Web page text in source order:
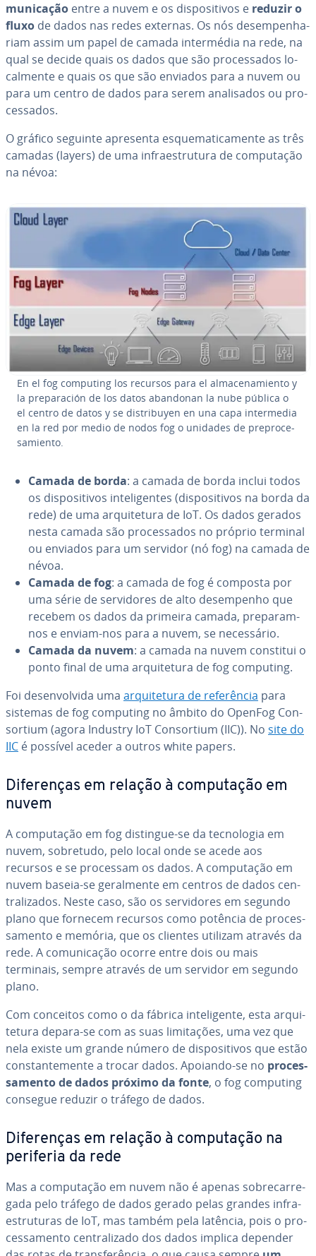
mu­ni­ca­ção entre a nuvem e os dis­po­si­ti­vos e reduzir o
fluxo de dados nas redes externas. Os nós de­sem­pe­nha­
riam assim um papel de camada in­ter­mé­dia na rede, na
qual se decide quais os dados que são pro­ces­sa­dos lo­
cal­mente e quais os que são enviados para a nuvem ou
para um centro de dados para serem ana­li­sa­dos ou pro­
ces­sa­dos.
O gráfico seguinte apresenta es­que­ma­ti­ca­mente as três
camadas (layers) de uma in­fra­es­tru­tura de com­pu­ta­ção
na névoa:
En el fog computing los recursos para el al­ma­ce­na­mi­ento y
la pre­pa­ra­ción de los datos abandonan la nube pública o
el centro de datos y se dis­tri­buyen en una capa in­ter­me­dia
en la red por medio de nodos fog o unidades de pre­pro­ce­
sa­mi­ento.
Camada de borda: a camada de borda inclui todos
os dis­po­si­ti­vos in­te­li­gen­tes (dis­po­si­ti­vos na borda da
rede) de uma ar­qui­te­tura de IoT. Os dados gerados
nesta camada são pro­ces­sa­dos no próprio terminal
ou enviados para um servidor (nó fog) na camada de
névoa.
Camada de fog: a camada de fog é composta por
uma série de ser­vi­do­res de alto de­sem­pe­nho que
recebem os dados da primeira camada, preparam-
nos e enviam-nos para a nuvem, se ne­ces­sá­rio.
Camada da nuvem: a camada na nuvem constitui o
ponto final de uma ar­qui­te­tura de fog computing.
Foi de­sen­vol­vida uma ar­qui­te­tura de re­fe­rên­cia para
sistemas de fog computing no âmbito do OpenFog Con­
sor­tium (agora Industry IoT Con­sor­tium (IIC)). No site do
IIC é possível aceder a outros white papers.
Di­fe­ren­ças em relação à com­pu­ta­ção em
nuvem
A com­pu­ta­ção em fog distingue-se da tec­no­lo­gia em
nuvem, sobretudo, pelo local onde se acede aos
recursos e se processam os dados. A com­pu­ta­ção em
nuvem baseia-se ge­ral­mente em centros de dados cen­
tra­li­za­dos. Neste caso, são os ser­vi­do­res em segundo
plano que fornecem recursos como potência de pro­ces­
sa­mento e memória, que os clientes utilizam através da
rede. A co­mu­ni­ca­ção ocorre entre dois ou mais
terminais, sempre através de um servidor em segundo
plano.
Com conceitos como o da fábrica in­te­li­gente, esta ar­qui­
te­tura depara-se com as suas li­mi­ta­ções, uma vez que
nela existe um grande número de dis­po­si­ti­vos que estão
cons­tan­te­mente a trocar dados. Apoiando-se no pro­ces­
sa­mento de dados próximo da fonte, o fog computing
consegue reduzir o tráfego de dados.
Di­fe­ren­ças em relação à com­pu­ta­ção na
periferia da rede
Mas a com­pu­ta­ção em nuvem não é apenas so­bre­car­re­
gada pelo tráfego de dados gerado pelas grandes in­fra­
es­tru­tu­ras de IoT, mas também pela latência, pois o pro­
ces­sa­mento cen­tra­li­zado dos dados implica depender